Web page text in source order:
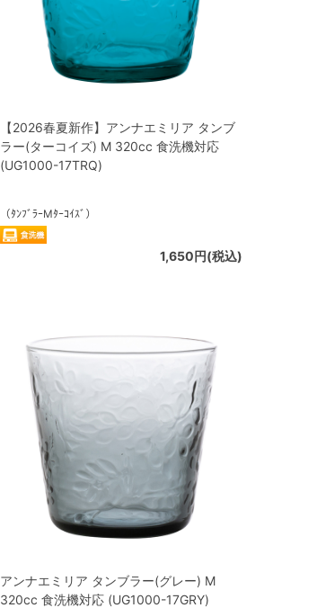
【2026春夏新作】アンナエミリア タンブ
ラー(ターコイズ) M 320cc 食洗機対応
(UG1000-17TRQ)
（ﾀﾝﾌﾞﾗｰMﾀｰｺｲｽﾞ）
1,650円(税込)
アンナエミリア タンブラー(グレー) M
320cc 食洗機対応 (UG1000-17GRY)